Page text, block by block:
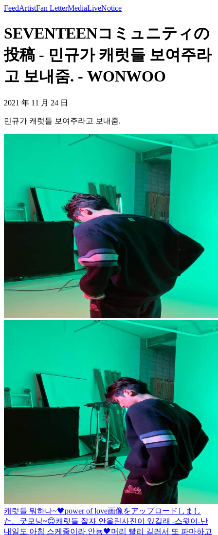
FeedArtistFan LetterMediaLiveNotice
SEVENTEENコミュニティの
投稿 - 민규가 캐럿들 보여주라
고 보내줌. - WONWOO
2021 年 11 月 24 日
민규가 캐럿들 보여주라고 보내줌.
캐럿들 뭐하나~🖤power of love画像をアップロードしまし
た。 굿모닝~😊캐럿들 잘자 안올린사진이 있길래 -스윗이-난
내일도 아침 스케줄이라 안뇽🖤머리 빨리 길러서 또 파마하고